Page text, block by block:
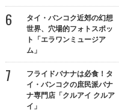
タイ・バンコク近郊の幻想
世界、穴場的フォトスポッ
ト「エラワンミュージア
ム」
フライドバナナは必食！タ
イ・バンコクの庶民派バナ
ナ専門店「クルアイ クルア
イ」